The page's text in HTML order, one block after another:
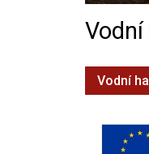
Vodní